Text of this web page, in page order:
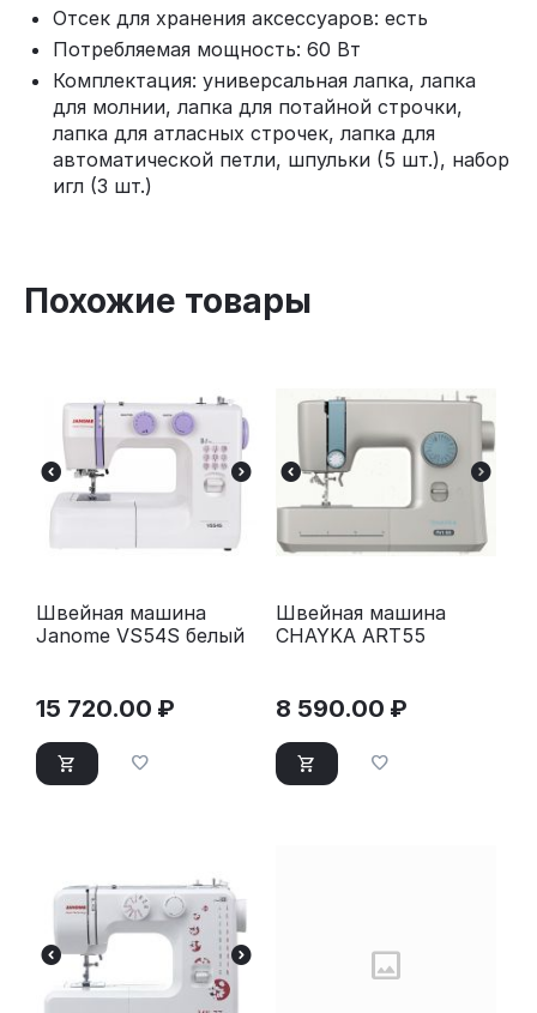
Отсек для хранения аксессуаров: есть
Потребляемая мощность: 60 Вт
Комплектация: универсальная лапка, лапка
для молнии, лапка для потайной строчки,
лапка для атласных строчек, лапка для
автоматической петли, шпульки (5 шт.), набор
игл (3 шт.)
Похожие товары
Швейная машина
Janome VS54S белый
15 720.00 ₽
Швейная машина
CHAYKA ART55
8 590.00 ₽